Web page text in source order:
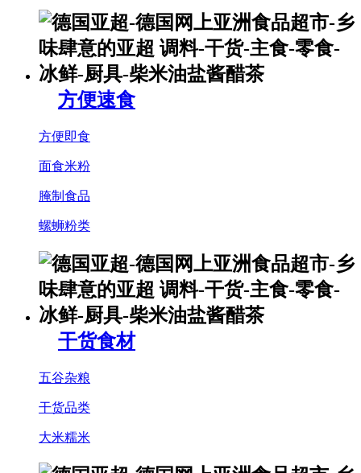
方便速食
方便即食
面食米粉
腌制食品
螺蛳粉类
干货食材
五谷杂粮
干货品类
大米糯米